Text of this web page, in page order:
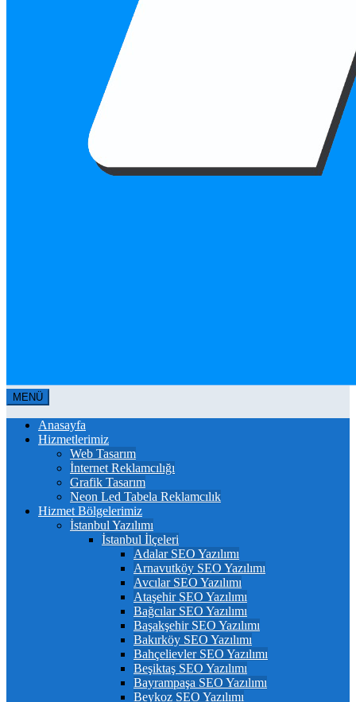
MENÜ
Anasayfa
Hizmetlerimiz
Web Tasarım
İnternet Reklamcılığı
Grafik Tasarım
Neon Led Tabela Reklamcılık
Hizmet Bölgelerimiz
İstanbul Yazılımı
İstanbul İlçeleri
Adalar SEO Yazılımı
Arnavutköy SEO Yazılımı
Avcılar SEO Yazılımı
Ataşehir SEO Yazılımı
Bağcılar SEO Yazılımı
Başakşehir SEO Yazılımı
Bakırköy SEO Yazılımı
Bahçelievler SEO Yazılımı
Beşiktaş SEO Yazılımı
Bayrampaşa SEO Yazılımı
Beykoz SEO Yazılımı